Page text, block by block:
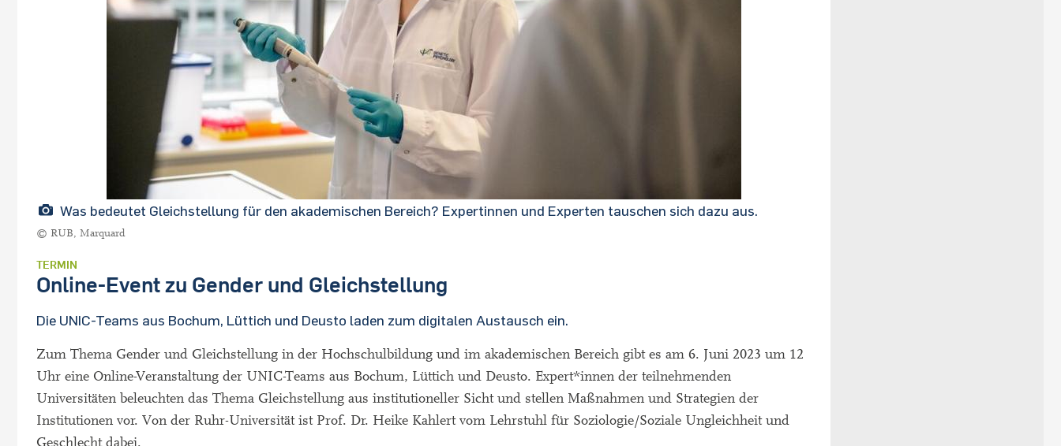
Was bedeutet Gleichstellung für den akademischen Bereich? Expertinnen und Experten tauschen sich dazu aus.
© RUB, Marquard
TERMIN
Online-Event zu Gender und Gleichstellung
Die UNIC-Teams aus Bochum, Lüttich und Deusto laden zum digitalen Austausch ein.
Zum Thema Gender und Gleichstellung in der Hochschulbildung und im akademischen Bereich gibt es am 6. Juni 2023 um 12
Uhr eine Online-Veranstaltung der UNIC-Teams aus Bochum, Lüttich und Deusto. Expert*innen der teilnehmenden
Universitäten beleuchten das Thema Gleichstellung aus institutioneller Sicht und stellen Maßnahmen und Strategien der
Institutionen vor. Von der Ruhr-Universität ist Prof. Dr. Heike Kahlert vom Lehrstuhl für Soziologie/Soziale Ungleichheit und
Geschlecht dabei.